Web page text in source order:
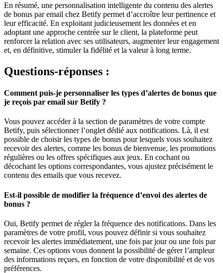
En résumé, une personnalisation intelligente du contenu des alertes
de bonus par email chez Betify permet d’accroître leur pertinence et
leur efficacité. En exploitant judicieusement les données et en
adoptant une approche centrée sur le client, la plateforme peut
renforcer la relation avec ses utilisateurs, augmenter leur engagement
et, en définitive, stimuler la fidélité et la valeur à long terme.
Questions-réponses :
Comment puis-je personnaliser les types d’alertes de bonus que
je reçois par email sur Betify ?
Vous pouvez accéder à la section de paramètres de votre compte
Betify, puis sélectionner l’onglet dédié aux notifications. Là, il est
possible de choisir les types de bonus pour lesquels vous souhaitez
recevoir des alertes, comme les bonus de bienvenue, les promotions
régulières ou les offres spécifiques aux jeux. En cochant ou
décochant les options correspondantes, vous ajustez précisément le
contenu des emails que vous recevez.
Est-il possible de modifier la fréquence d’envoi des alertes de
bonus ?
Oui, Betify permet de régler la fréquence des notifications. Dans les
paramètres de votre profil, vous pouvez définir si vous souhaitez
recevoir les alertes immédiatement, une fois par jour ou une fois par
semaine. Ces options vous donnent la possibilité de gérer l’ampleur
des informations reçues, en fonction de votre disponibilité et de vos
préférences.